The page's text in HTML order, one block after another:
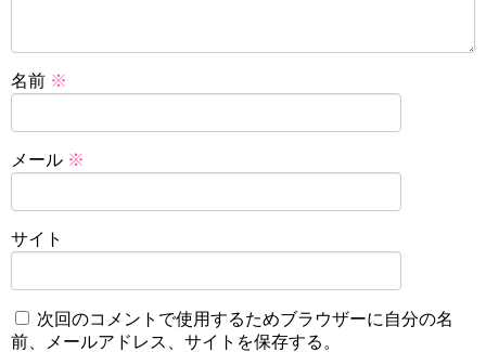
名前 ※
メール ※
サイト
次回のコメントで使用するためブラウザーに自分の名
前、メールアドレス、サイトを保存する。